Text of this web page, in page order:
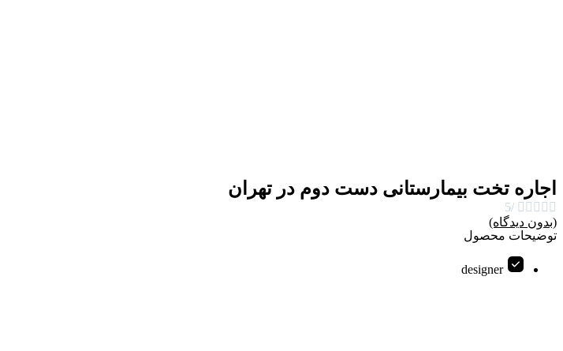
اجاره تخت بیمارستانی دست دوم در تهران





/5
(بدون دیدگاه)
توضیحات محصول
designer